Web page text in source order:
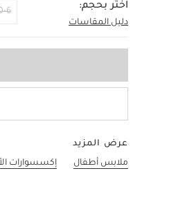
اختر بحجم:
دليل المقاسات
Months
6-12
عرض المزيد
ملابس أطفال
إكسسوارات